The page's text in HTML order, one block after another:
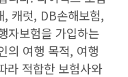
, 캐럿, DB손해보험,
자보험을 가입하는
의 여행 목적, 여행
라 적합한 보험사와